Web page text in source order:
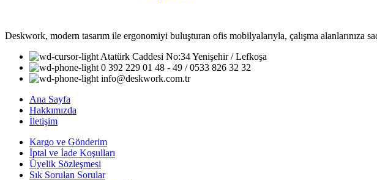
Deskwork, modern tasarım ile ergonomiyi buluşturan ofis mobilyalarıyla, çalışma
Atatürk Caddesi No:34 Yenişehir / Lefkoşa
0 392 229 01 48 - 49 / 0533 826 32 32
info@deskwork.com.tr
Ana Sayfa
Hakkımızda
İletişim
Kargo ve Gönderim
İptal ve İade Koşulları
Üyelik Sözleşmesi
Sık Sorulan Sorular